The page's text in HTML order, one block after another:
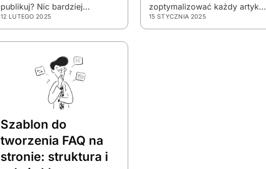
publikuj? Nic bardziej
mylnego.
12 LUTEGO 2025
zoptymalizować każdy artykuł
pod SEO. Popraw widoczność
w Google dzięki sprawdzonej
15 STYCZNIA 2025
Szablon do
tworzenia FAQ na
stronie: struktura i